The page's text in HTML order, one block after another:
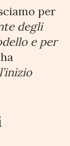
per
degli
e per